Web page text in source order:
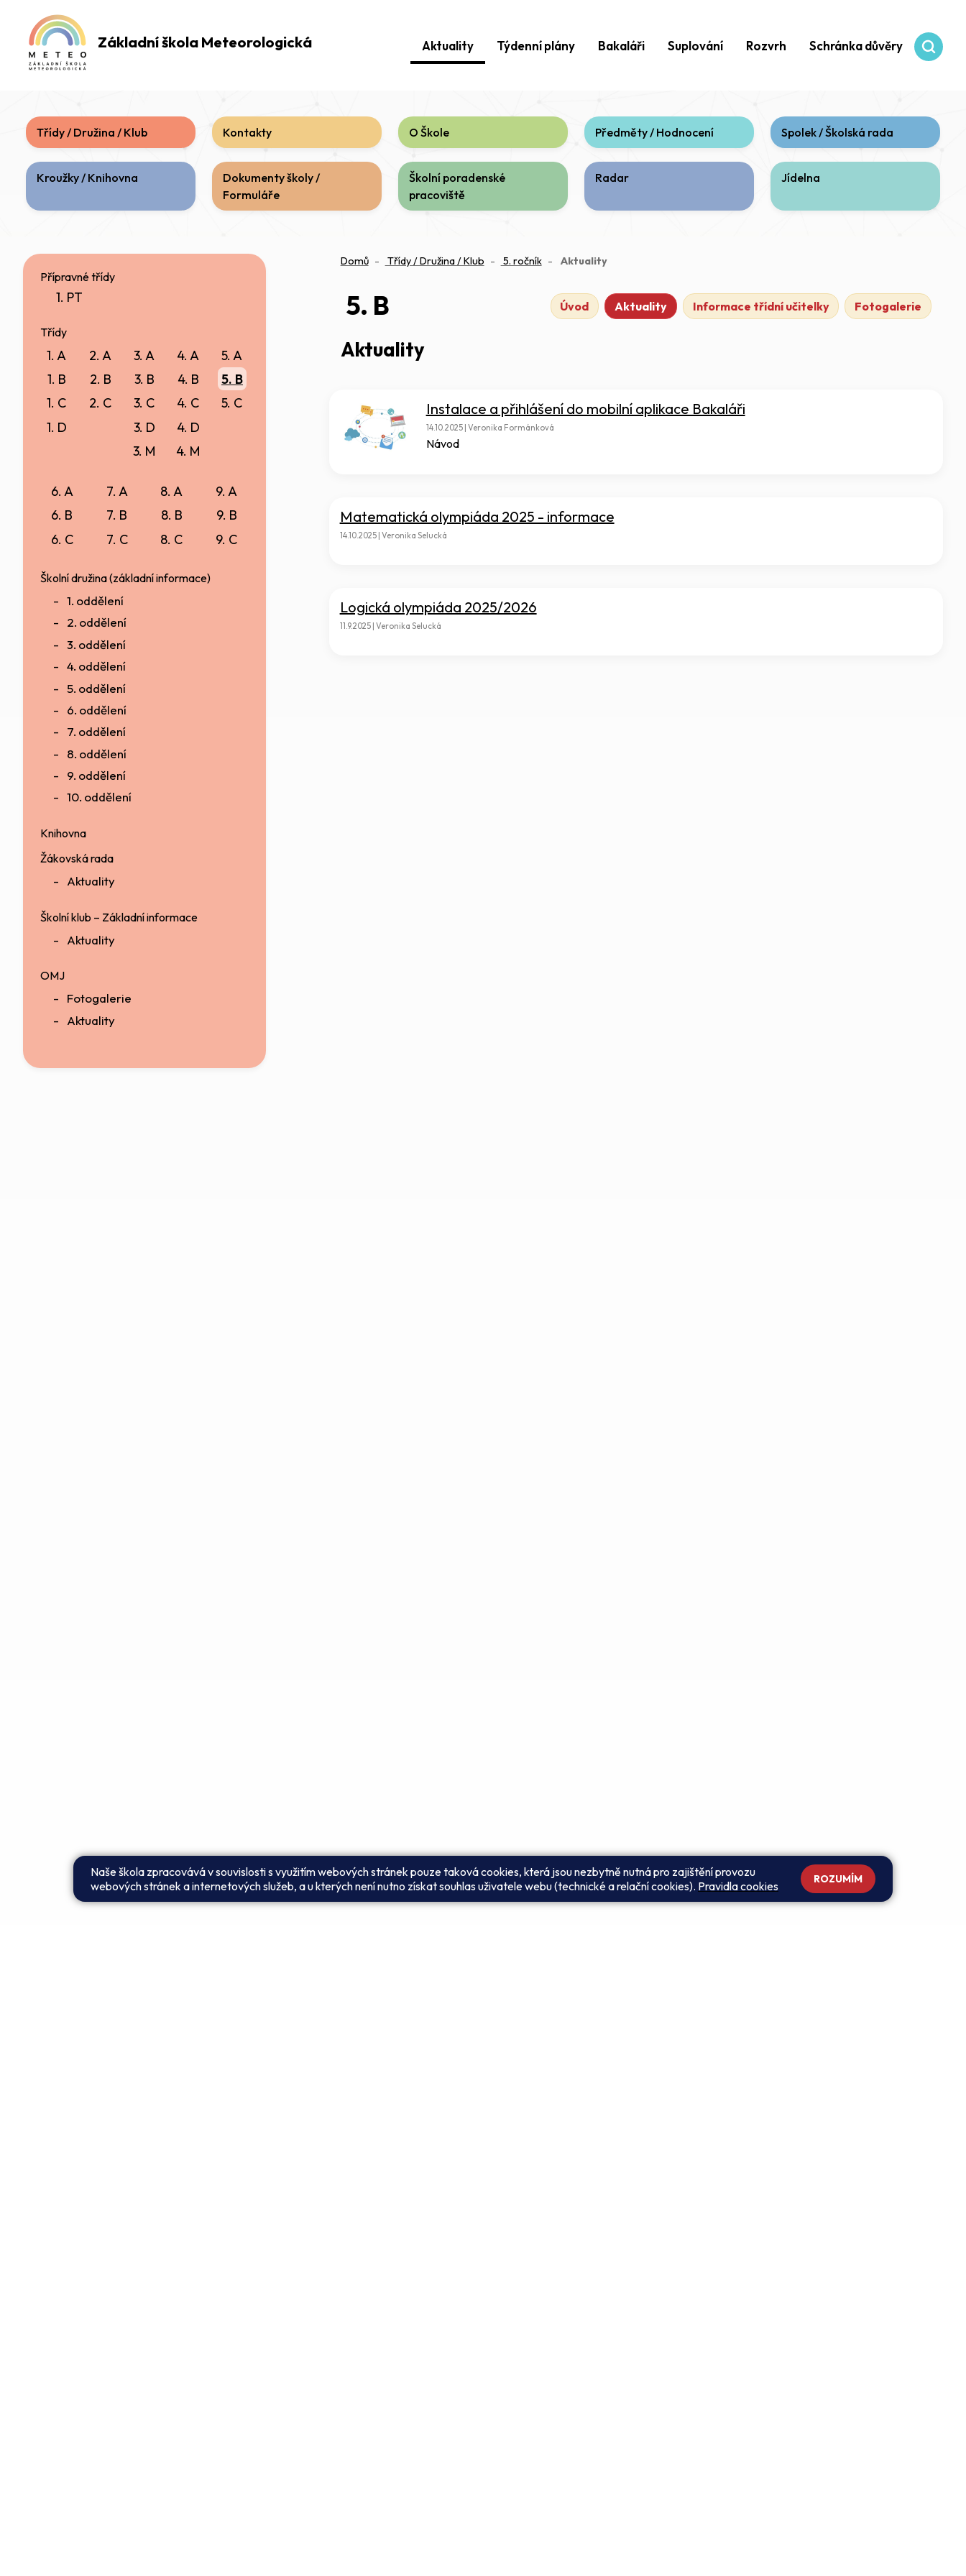
Základní škola Meteorologická Aktuality Týdenní plány Bakaláři Suplování Rozvrh Schránka důvěry
Třídy / Družina / Klub Kontakty O Škole Předměty / Hodnocení Spolek / Školská rada
Kroužky / Knihovna
Dokumenty školy /
Formuláře
Školní poradenské
pracoviště
Radar Jídelna
Přípravné třídy
1. PT
Třídy
1. A
1. B
1. C
1. D
2. A
2. B
2. C
3. A
3. B
3. C
3. D
3. M
4. A
4. B
4. C
4. D
4. M
5. A
5. B
5. C
6. A
6. B
6. C
7. A
7. B
7. C
8. A
8. B
8. C
9. A
9. B
9. C
Školní družina (základní informace)
1. oddělení
2. oddělení
3. oddělení
4. oddělení
5. oddělení
6. oddělení
7. oddělení
8. oddělení
9. oddělení
10. oddělení
Knihovna
Žákovská rada
Aktuality
Školní klub – Základní informace
Aktuality
OMJ
Fotogalerie
Aktuality
Domů Třídy / Družina / Klub 5. ročník Aktuality(aktuální)
5. B Úvod Aktuality Informace třídní učitelky Fotogalerie
Aktuality
Instalace a přihlášení do mobilní aplikace Bakaláři
14.10.2025 | Veronika Formánková
Návod
Matematická olympiáda 2025 - informace
14.10.2025 | Veronika Selucká
Logická olympiáda 2025/2026
11.9.2025 | Veronika Selucká
Naše škola zpracovává v souvislosti s využitím webových stránek pouze taková cookies, která jsou nezbytně nutná pro zajištění provozu
webových stránek a internetových služeb, a u kterých není nutno získat souhlas uživatele webu (technické a relační cookies). Pravidla cookies ROZUMÍM